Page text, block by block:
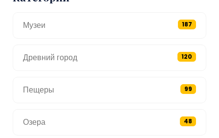
Музеи 187
Древний город 120
Пещеры 99
Озера 48